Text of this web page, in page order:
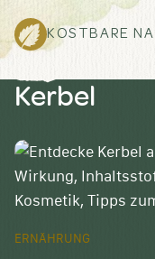
KOSTBARE
Kerbel
ERNÄHRUNG